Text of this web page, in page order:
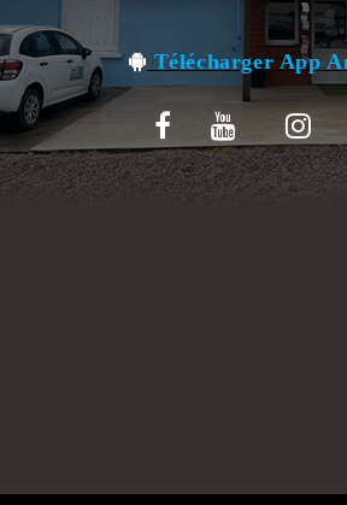
MENTIONS LÉGALES
C.G.V
Télécharger App